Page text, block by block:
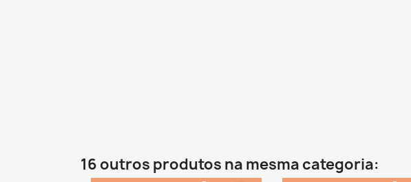
16 outros produtos na mesma categoria: